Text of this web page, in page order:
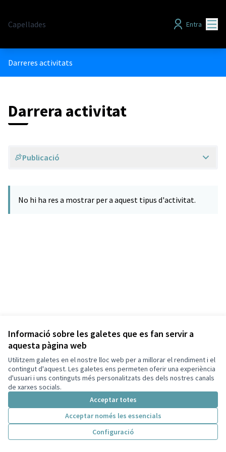
Informació sobre les galetes que es fan servir a
aquesta pàgina web
Utilitzem galetes en el nostre lloc web per a millorar el rendiment i el
contingut d'aquest. Les galetes ens permeten oferir una experiència
d'usuari i uns continguts més personalitzats des dels nostres canals
de xarxes socials.
Acceptar totes
Acceptar només les essencials
Configuració
Capellades Entra
Darreres activitats
Darrera activitat
Publicació
No hi ha res a mostrar per a aquest tipus d'activitat.
Termes i condicions d'ús
Configuració de les galetes
Capellades a X
(Enllaç extern)
Capellades a Facebook
(Enllaç extern)
Triar la llenguaElegir el idioma
Web creada ambprogramari lliure .
Amb
(Enllaç